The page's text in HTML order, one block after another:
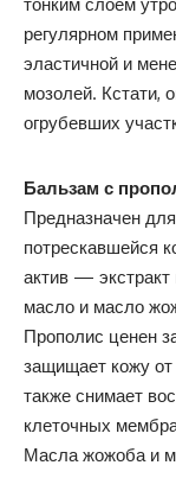
регулярном
эластичной и
мозолей. Кстати,
огрубевших
Бальзам с
Предназначен
потрескавшейся
актив —
масло и масло
Прополис ценен
защищает кожу от
также снимает
клеточных
Масла жожоба и